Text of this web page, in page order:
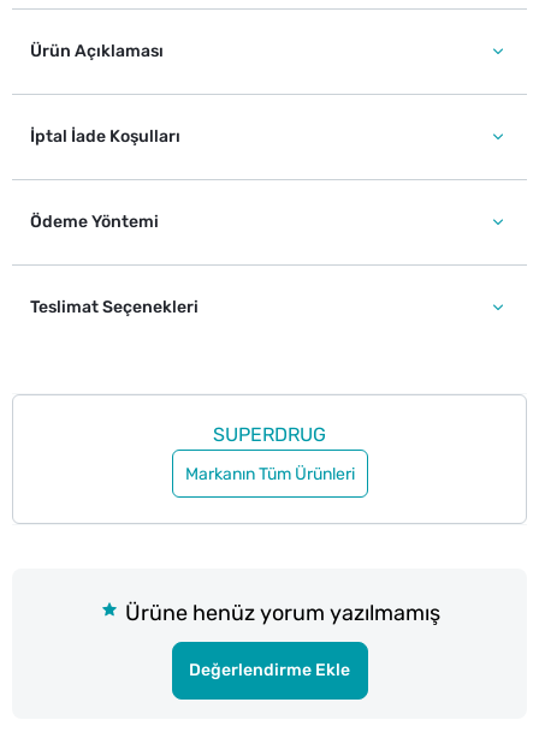
Ürün Açıklaması
İptal İade Koşulları
Ödeme Yöntemi
Teslimat Seçenekleri
SUPERDRUG
Markanın Tüm Ürünleri
Ürüne henüz yorum yazılmamış
Değerlendirme Ekle